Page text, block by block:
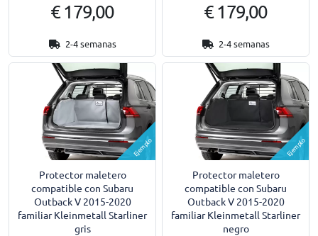
€ 179,00
2-4 semanas
€ 179,00
2-4 semanas
Ejemplo
Protector maletero
compatible con Subaru
Outback V 2015-2020
familiar Kleinmetall Starliner
gris
Ejemplo
Protector maletero
compatible con Subaru
Outback V 2015-2020
familiar Kleinmetall Starliner
negro